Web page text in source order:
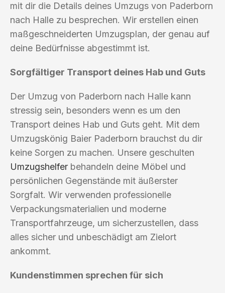
mit dir die Details deines Umzugs von Paderborn
nach Halle zu besprechen. Wir erstellen einen
maßgeschneiderten Umzugsplan, der genau auf
deine Bedürfnisse abgestimmt ist.
Sorgfältiger Transport deines Hab und Guts
Der Umzug von Paderborn nach Halle kann
stressig sein, besonders wenn es um den
Transport deines Hab und Guts geht. Mit dem
Umzugskönig Baier Paderborn brauchst du dir
keine Sorgen zu machen. Unsere geschulten
Umzugshelfer behandeln deine Möbel und
persönlichen Gegenstände mit äußerster
Sorgfalt. Wir verwenden professionelle
Verpackungsmaterialien und moderne
Transportfahrzeuge, um sicherzustellen, dass
alles sicher und unbeschädigt am Zielort
ankommt.
Kundenstimmen sprechen für sich